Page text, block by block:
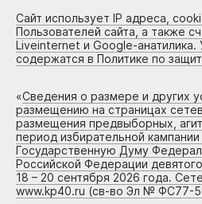
Сайт использует IP адреса,
Пользователей сайта, а также
Liveinternet и Google-анатилика.
содержатся в Политике по
«Сведения о размере и других
размещению на страницах
размещения предвыборных,
период избирательной
Государственную Думу
Российской Федерации
18 – 20 сентября 2026 года.
www.kp40.ru (св-во Эл № ФС77-